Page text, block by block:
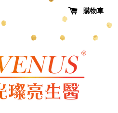
購物車